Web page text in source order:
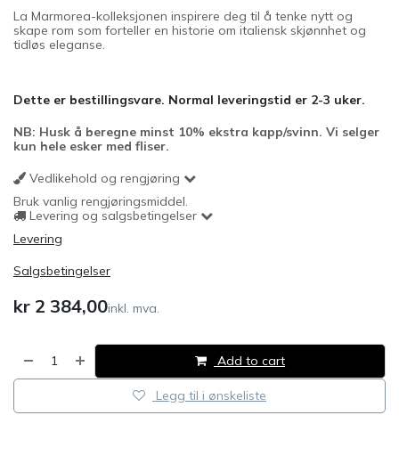
La Marmorea-kolleksjonen inspirere deg til å tenke nytt og
skape rom som forteller en historie om italiensk skjønnhet og
tidløs eleganse.
Dette er bestillingsvare. Normal leveringstid er 2-3 uker.
NB: Husk å beregne minst 10% ekstra kapp/svinn. Vi selger
kun hele esker med fliser.
Vedlikehold og rengjøring
Bruk vanlig rengjøringsmiddel.
Levering og salgsbetingelser
Levering
Salgsbetingelser
kr 2 384,00inkl. mva.
Add to cart
Legg til i ønskeliste